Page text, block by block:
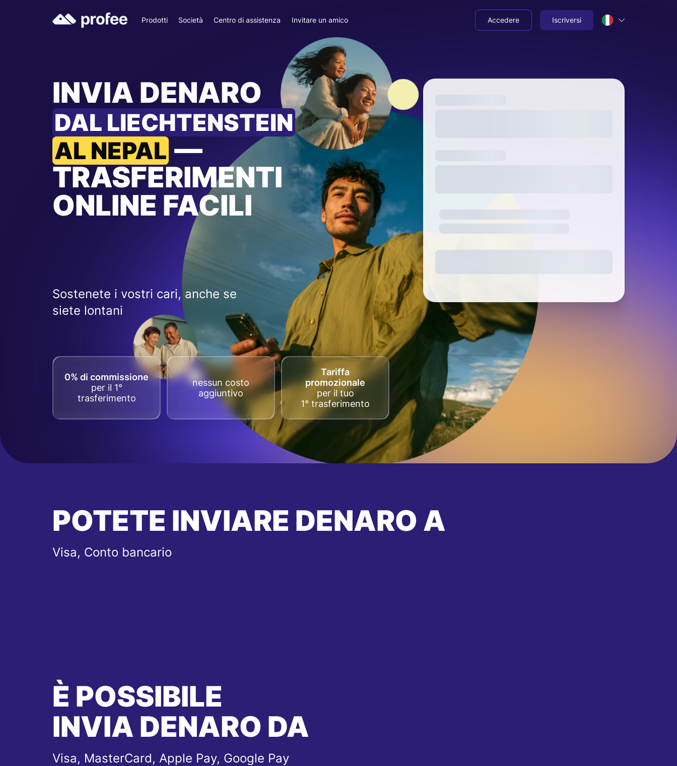
Prodotti Società Centro di assistenza Invitare un amico Accedere Iscriversi
INVIA DENARO
DAL LIECHTENSTEIN
AL NEPAL —
TRASFERIMENTI
ONLINE FACILI
Sostenete i vostri cari, anche se
siete lontani
0% di commissione
per il 1°
trasferimento
nessun costo
aggiuntivo
Tariffa
promozionale
per il tuo
1° trasferimento
POTETE INVIARE DENARO A
Visa, Conto bancario
È POSSIBILE
INVIA DENARO DA
Visa, MasterCard, Apple Pay, Google Pay